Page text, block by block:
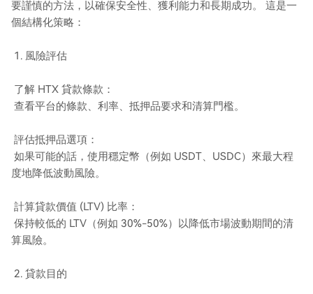
要謹慎的方法，以確保安全性、獲利能力和長期成功。 這是一
個結構化策略：
1. 風險評估
了解 HTX 貸款條款：
查看平台的條款、利率、抵押品要求和清算門檻。
評估抵押品選項：
如果可能的話，使用穩定幣（例如 USDT、USDC）來最大程
度地降低波動風險。
計算貸款價值 (LTV) 比率：
保持較低的 LTV（例如 30%-50%）以降低市場波動期間的清
算風險。
2. 貸款目的